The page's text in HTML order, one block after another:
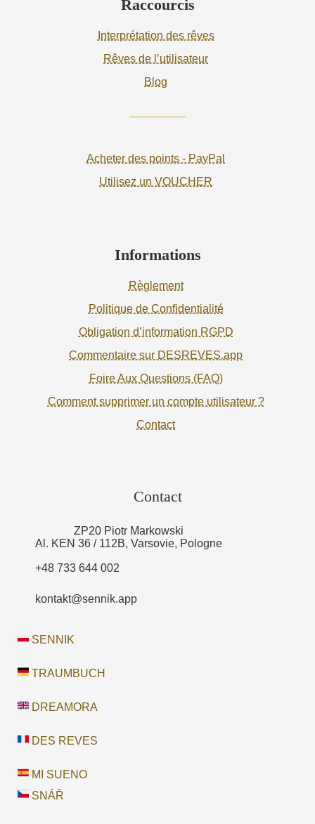
Raccourcis
Interprétation des rêves
Rêves de l’utilisateur
Blog
Acheter des points - PayPal
Utilisez un VOUCHER
Informations
Règlement
Politique de Confidentialité
Obligation d’information RGPD
Commentaire sur DESREVES.app
Foire Aux Questions (FAQ)
Comment supprimer un compte utilisateur ?
Contact
Contact
ZP20 Piotr Markowski
Al. KEN 36 / 112B, Varsovie, Pologne
+48 733 644 002
kontakt@sennik.app
SENNIK
TRAUMBUCH
DREAMORA
DES REVES
MI SUENO
SNÁŘ